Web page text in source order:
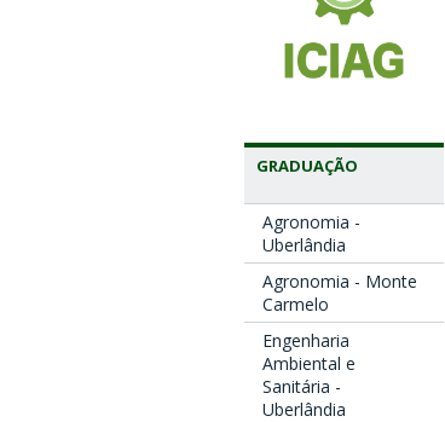
GRADUAÇÃO
Agronomia -
Uberlândia
Agronomia - Monte
Carmelo
Engenharia
Ambiental e
Sanitária -
Uberlândia